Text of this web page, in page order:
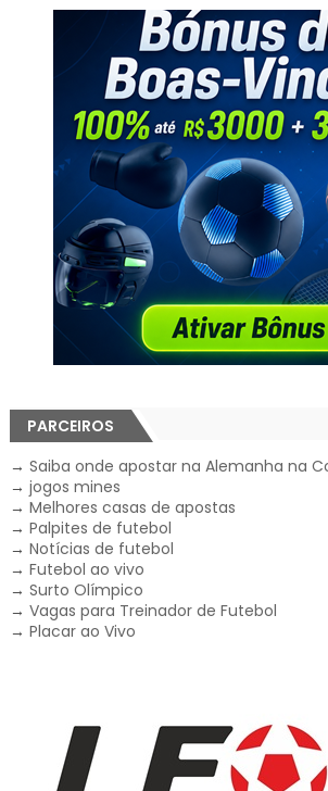
PARCEIROS
→ Saiba onde apostar na Alemanha na
→ jogos mines
→ Melhores casas de apostas
→ Palpites de futebol
→ Notícias de futebol
→ Futebol ao vivo
→ Surto Olímpico
→ Vagas para Treinador de Futebol
→ Placar ao Vivo